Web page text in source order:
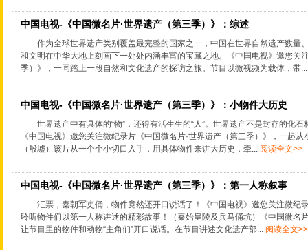
中国电视-《中国微名片·世界遗产（第三季）》：综述
作为全球世界遗产类别覆盖最完整的国家之一，中国在世界自然遗产数量
和文明在中华大地上刻画下一处处内涵丰富的宝藏之地。《中国电视》邀您关
季）》，一同踏上一段自然和文化遗产的探访之旅。节目以微视频为载体，带
中国电视-《中国微名片·世界遗产（第三季）》：小物件大历史
世界遗产中有具体的“物”，还得有活生生的“人”。世界遗产不是封存的化
《中国电视》邀您关注微纪录片《中国微名片·世界遗产（第三季）》，一起
（殷墟）该片从一个个小切口入手，用具体物件来讲大历史，牵... 阅读全文>>
中国电视-《中国微名片·世界遗产（第三季）》：第一人称叙事
汇票，秦朝军吏俑，物件竟然还开口说话了！《中国电视》邀您关注微纪
聆听物件们以第一人称讲述的精彩故事！（秦始皇陵及兵马俑坑）《中国微名
让节目里的物件和动物“主角们”开口说话。在节目讲述文化遗产部... 阅读全文>>